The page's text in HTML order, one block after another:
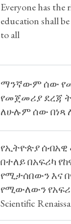
Everyone has
education shall
to all
ማንኛውም ሰው
የመጀመሪያ ደረጃ
ለሁሉም ሰው በነጻ
የኢትዮጵያ
በተለይ በአፍሪካ
የሚታሰበውን እና
የሚውለውን
Scientific
የትምህርት ወቅት